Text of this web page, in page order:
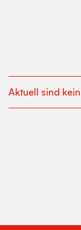
Aktuell sind